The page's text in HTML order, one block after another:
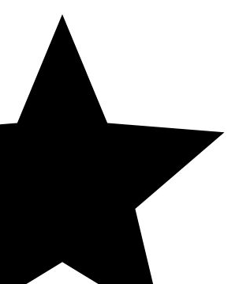
Propanediol, Shea Butter Ethyl
Acrylates Copolymer, Polysorbate 20,
Polyquaternium-10,
Chloride, Cocos Nucifera Oil,
Benzoate, Dipropylene Glycol,
Sodium PCA, Sodium Lactate,
PCA, Benzalkonium Chloride,
Valine, Threonine, Isoleucine,